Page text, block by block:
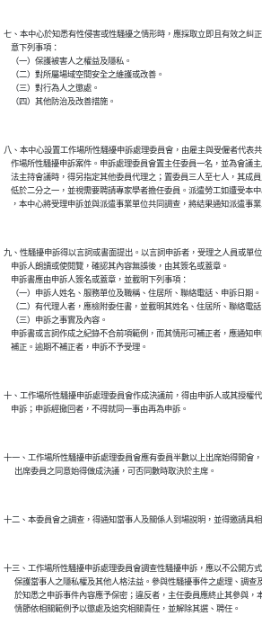
七、本中心於知悉有性侵害或性騷擾之情形時，應採取立即且有效之糾
    意下列事項：
    （一）保護被害人之權益及隱私。
    （二）對所屬場域空間安全之維護或改善。
    （三）對行為人之懲處。
八、本中心設置工作場所性騷擾申訴處理委員會，由雇主與受僱者代表
作場所性騷擾申訴案件。申訴處理委員會置主任委員一名，並為會議
法主持會議時，得另指定其他委員代理之；置委員三人至七人，其成
低於二分之一，並視需要聘請專家學者擔任委員。派遣勞工如遭受本
九、性騷擾申訴得以言詞或書面提出。以言詞申訴者，受理之人員或單
    申訴人朗讀或使閱覽，確認其內容無誤後，由其簽名或蓋章。
    申訴書應由申訴人簽名或蓋章，並載明下列事項：
    （一）申訴人姓名、服務單位及職稱、住居所、聯絡電話、申訴日期。
（二）有代理人者，應檢附委任書，並載明其姓名、住居所、聯絡電話
    （三）申訴之事實及內容。
申訴書或言詞作成之紀錄不合前項範例，而其情形可補正者，應通知
十、工作場所性騷擾申訴處理委員會作成決議前，得由申訴人或其授權
十一、工作場所性騷擾申訴處理委員會應有委員半數以上出席始得開會
十三、工作場所性騷擾申訴處理委員會調查性騷擾申訴，應以不公開方
保護當事人之隱私權及其他人格法益。參與性騷擾事件之處理、調查
於知悉之申訴事件內容應予保密；違反者，主任委員應終止其參與，